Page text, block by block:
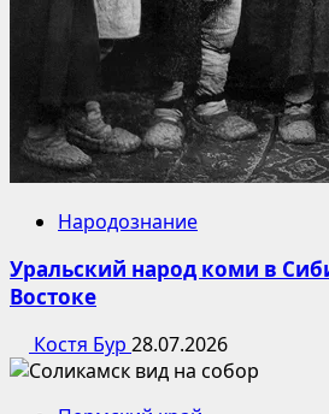
Народознание
Уральский народ коми в
Востоке
Костя Бур 28.07.2026